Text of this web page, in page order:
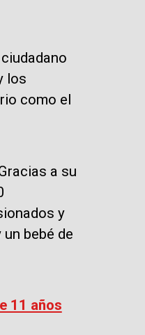
los
como el
a su
y
bebé de
11 años